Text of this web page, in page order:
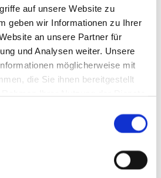
auf unsere Website zu
geben wir Informationen zu Ihrer
an unsere Partner für
und Analysen weiter. Unsere
möglicherweise mit
die Sie ihnen bereitgestellt
Dach egal ob Neubau,